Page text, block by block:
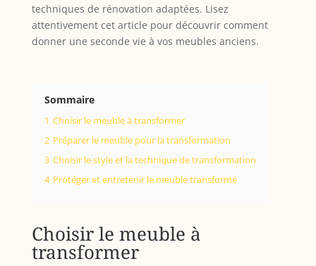
techniques de rénovation adaptées. Lisez
attentivement cet article pour découvrir comment
donner une seconde vie à vos meubles anciens.
Sommaire
1 Choisir le meuble à transformer
2 Préparer le meuble pour la transformation
3 Choisir le style et la technique de transformation
4 Protéger et entretenir le meuble transformé
Choisir le meuble à
transformer